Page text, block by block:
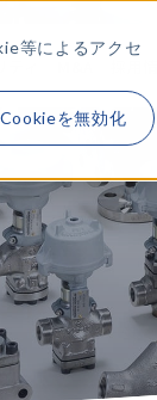
等によるアクセ
Cookieを無効化